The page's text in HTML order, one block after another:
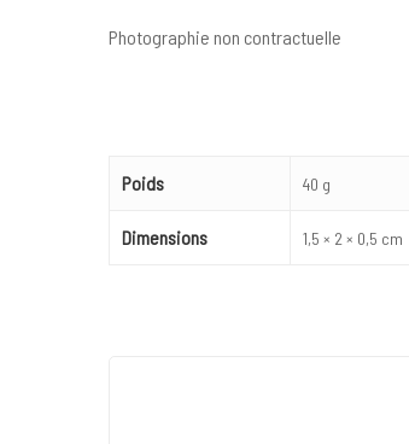
Photographie non contractuelle
Poids 40 g
Dimensions 1,5 × 2 × 0,5 cm